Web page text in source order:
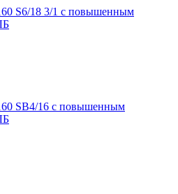
S6/18 3/1 с повышенным
SB4/16 с повышенным